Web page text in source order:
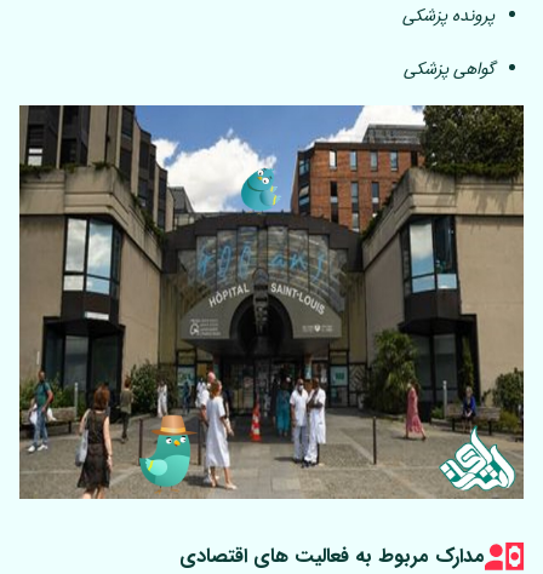
پرونده پزشکی
گواهی پزشکی
مدارک مربوط به فعالیت های اقتصادی